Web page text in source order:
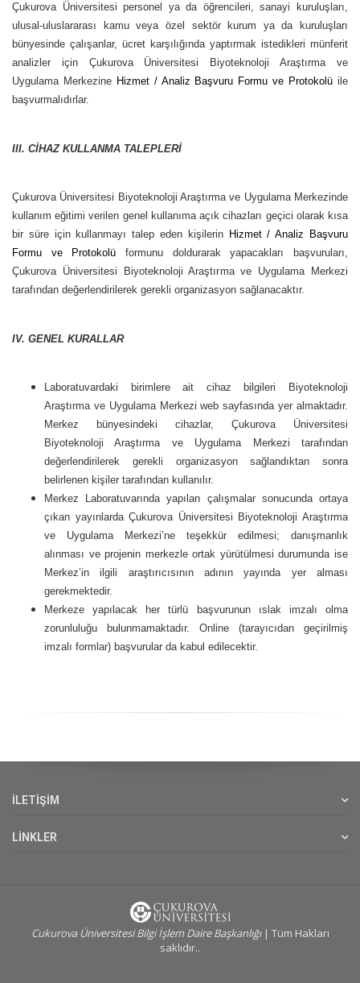
Çukurova Üniversitesi personel ya da öğrencileri, sanayi kuruluşları,
ulusal-uluslararası kamu veya özel sektör kurum ya da kuruluşları
bünyesinde çalışanlar, ücret karşılığında yaptırmak istedikleri münferit
analizler için Çukurova Üniversitesi Biyoteknoloji Araştırma ve
Uygulama Merkezine Hizmet / Analiz Başvuru Formu ve Protokolü ile
başvurmalıdırlar.
III. CİHAZ KULLANMA TALEPLERİ
Çukurova Üniversitesi Biyoteknoloji Araştırma ve Uygulama Merkezinde
kullanım eğitimi verilen genel kullanıma açık cihazları geçici olarak kısa
bir süre için kullanmayı talep eden kişilerin Hizmet / Analiz Başvuru
Formu ve Protokolü formunu doldurarak yapacakları başvuruları,
Çukurova Üniversitesi Biyoteknoloji Araştırma ve Uygulama Merkezi
tarafından değerlendirilerek gerekli organizasyon sağlanacaktır.
IV. GENEL KURALLAR
Laboratuvardaki birimlere ait cihaz bilgileri Biyoteknoloji
Araştırma ve Uygulama Merkezi web sayfasında yer almaktadır.
Merkez bünyesindeki cihazlar, Çukurova Üniversitesi
Biyoteknoloji Araştırma ve Uygulama Merkezi tarafından
değerlendirilerek gerekli organizasyon sağlandıktan sonra
belirlenen kişiler tarafından kullanılır.
Merkez Laboratuvarında yapılan çalışmalar sonucunda ortaya
çıkan yayınlarda Çukurova Üniversitesi Biyoteknoloji Araştırma
ve Uygulama Merkezi’ne teşekkür edilmesi; danışmanlık
alınması ve projenin merkezle ortak yürütülmesi durumunda ise
Merkez’in ilgili araştırıcısının adının yayında yer alması
gerekmektedir.
Merkeze yapılacak her türlü başvurunun ıslak imzalı olma
zorunluluğu bulunmamaktadır. Online (tarayıcıdan geçirilmiş
imzalı formlar) başvurular da kabul edilecektir.
İLETİŞİM
LİNKLER
Cukurova Üniversitesi Bilgi İşlem Daire Başkanlığı| Tüm Hakları
saklıdır..